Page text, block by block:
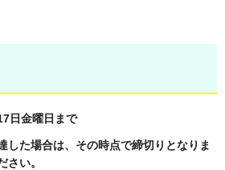
日金曜日まで
た場合は、その時点で締切りとなりま
さい。